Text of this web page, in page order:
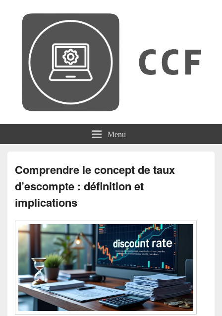
CCF Menu
Comprendre le concept de taux
d’escompte : définition et
implications